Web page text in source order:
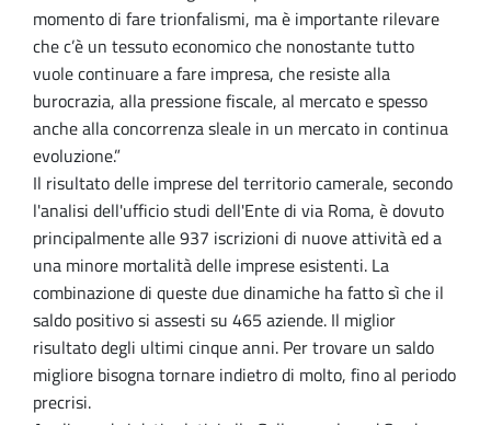
momento di fare trionfalismi, ma è importante rilevare
che c’è un tessuto economico che nonostante tutto
vuole continuare a fare impresa, che resiste alla
burocrazia, alla pressione fiscale, al mercato e spesso
anche alla concorrenza sleale in un mercato in continua
evoluzione.”
Il risultato delle imprese del territorio camerale, secondo
l'analisi dell'ufficio studi dell'Ente di via Roma, è dovuto
principalmente alle 937 iscrizioni di nuove attività ed a
una minore mortalità delle imprese esistenti. La
combinazione di queste due dinamiche ha fatto sì che il
saldo positivo si assesti su 465 aziende. Il miglior
risultato degli ultimi cinque anni. Per trovare un saldo
migliore bisogna tornare indietro di molto, fino al periodo
precrisi.